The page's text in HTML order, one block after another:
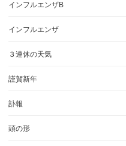
インフルエンザB
インフルエンザ
３連休の天気
謹賀新年
訃報
頭の形